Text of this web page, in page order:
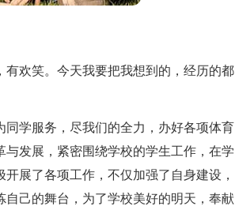
欢笑。今天我要把我想到的，经历的都
学服务，尽我们的全力，办好各项体育
发展，紧密围绕学校的学生工作，在学
展了各项工作，不仅加强了自身建设，
己的舞台，为了学校美好的明天，奉献